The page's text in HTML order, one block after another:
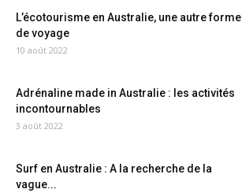
L’écotourisme en Australie, une autre forme
de voyage
10 août 2022
Adrénaline made in Australie : les activités
incontournables
3 août 2022
Surf en Australie : A la recherche de la
vague...